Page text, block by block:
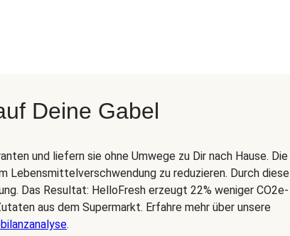
Deine Gabel
und liefern sie ohne Umwege zu Dir nach Hause. Die
Lebensmittelverschwendung zu reduzieren. Durch diese
Das Resultat: HelloFresh erzeugt 22% weniger CO2e-
aus dem Supermarkt. Erfahre mehr über unsere
.